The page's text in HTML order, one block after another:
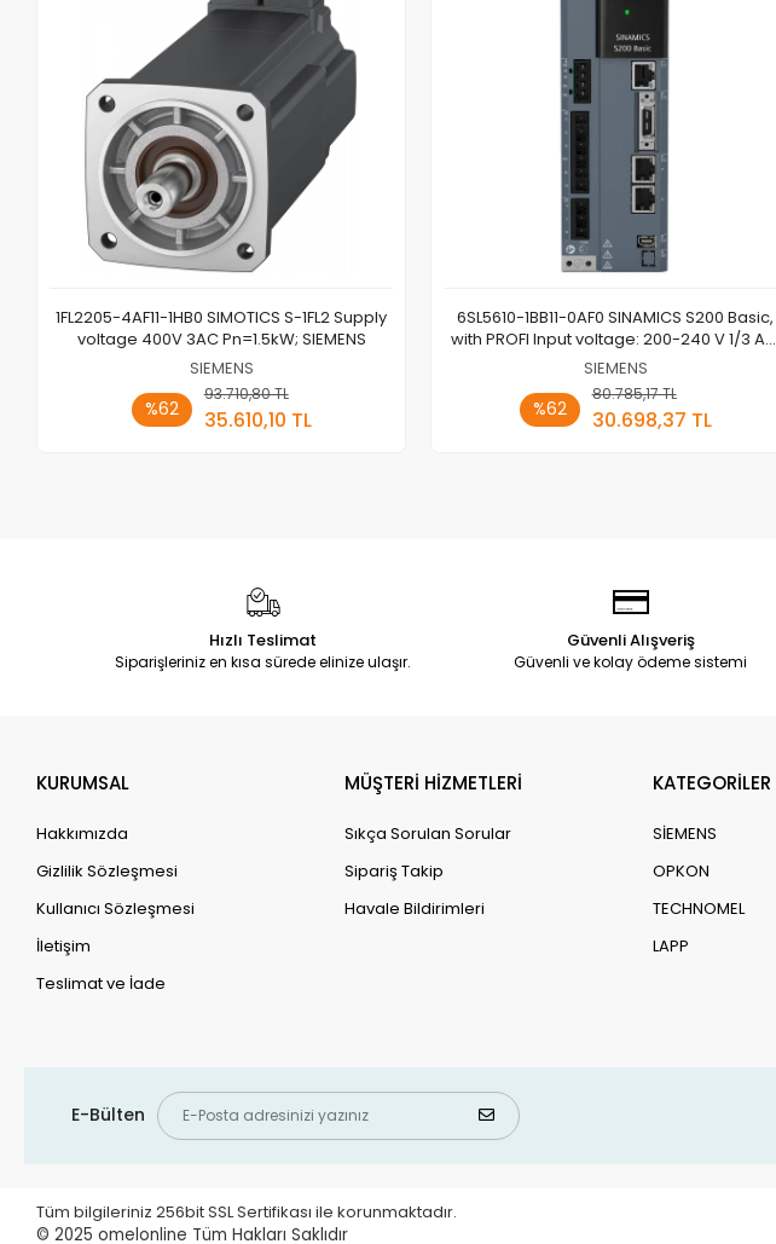
1FL2205-4AF11-1HB0 SIMOTICS S-1FL2 Supply
voltage 400V 3AC Pn=1.5kW; SIEMENS
SIEMENS
%62
93.710,80 TL
35.610,10 TL
Sepete Ekle
6SL5610-1BB11-0AF0 SINAMICS S200 Basic,
with PROFI Input voltage: 200-240 V 1/3 AC;
Motor: 1kW SIEMENS
SIEMENS
%62
80.785,17 TL
30.698,37 TL
Sepete Ekle
Hızlı Teslimat
Siparişleriniz en kısa sürede elinize ulaşır.
Güvenli Alışveriş
Güvenli ve kolay ödeme sistemi
KURUMSAL
Hakkımızda
Gizlilik Sözleşmesi
Kullanıcı Sözleşmesi
İletişim
Teslimat ve İade
MÜŞTERİ HİZMETLERİ
Sıkça Sorulan Sorular
Sipariş Takip
Havale Bildirimleri
KATEGORİLER
SİEMENS
OPKON
TECHNOMEL
LAPP
E-Bülten
Tüm bilgileriniz 256bit SSL Sertifikası ile korunmaktadır.
© 2025 omelonline Tüm Hakları Saklıdır